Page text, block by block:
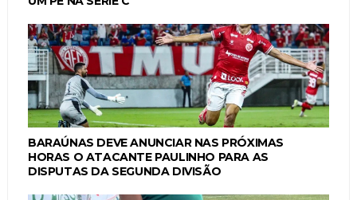
BARAÚNAS DEVE ANUNCIAR NAS PRÓXIMAS
HORAS O ATACANTE PAULINHO PARA AS
DISPUTAS DA SEGUNDA DIVISÃO